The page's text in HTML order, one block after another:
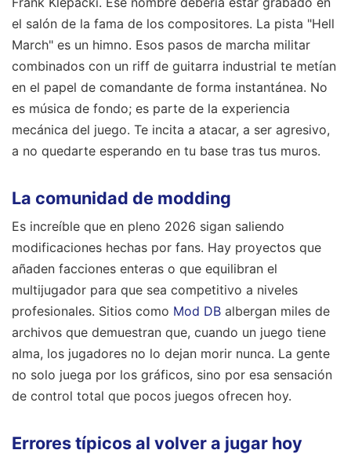
el salón de la fama de los compositores. La pista "Hell
March" es un himno. Esos pasos de marcha militar
combinados con un riff de guitarra industrial te metían
en el papel de comandante de forma instantánea. No
es música de fondo; es parte de la experiencia
mecánica del juego. Te incita a atacar, a ser agresivo,
a no quedarte esperando en tu base tras tus muros.
La comunidad de modding
Es increíble que en pleno 2026 sigan saliendo
modificaciones hechas por fans. Hay proyectos que
añaden facciones enteras o que equilibran el
multijugador para que sea competitivo a niveles
profesionales. Sitios como Mod DB albergan miles de
archivos que demuestran que, cuando un juego tiene
alma, los jugadores no lo dejan morir nunca. La gente
no solo juega por los gráficos, sino por esa sensación
de control total que pocos juegos ofrecen hoy.
Errores típicos al volver a jugar hoy